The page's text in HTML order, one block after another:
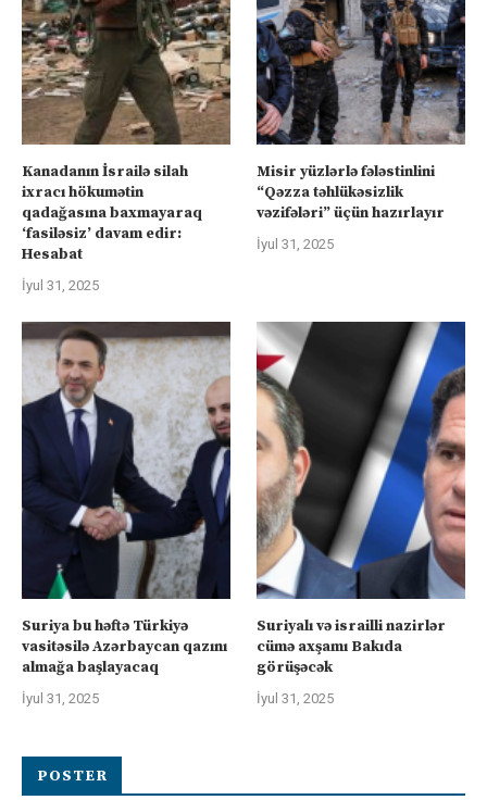
Kanadanın İsrailə silah
ixracı hökumətin
qadağasına baxmayaraq
‘fasiləsiz’ davam edir:
Hesabat
İyul 31, 2025
Misir yüzlərlə fələstinlini
“Qəzza təhlükəsizlik
vəzifələri” üçün hazırlayır
İyul 31, 2025
Suriya bu həftə Türkiyə
vasitəsilə Azərbaycan qazını
almağa başlayacaq
İyul 31, 2025
Suriyalı və israilli nazirlər
cümə axşamı Bakıda
görüşəcək
İyul 31, 2025
POSTER